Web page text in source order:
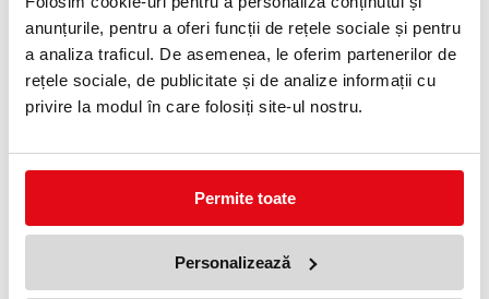
anunțurile, pentru a oferi funcții de rețele sociale și pentru
a analiza traficul. De asemenea, le oferim partenerilor de
rețele sociale, de publicitate și de analize informații cu
privire la modul în care folosiți site-ul nostru.
Permite toate
Personalizează
Alege varianta:
instrumente de scris -